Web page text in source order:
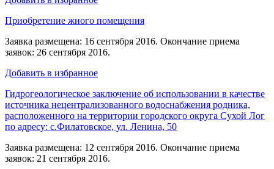
Приобретение жиого помещения
Заявка размещена: 16 сентября 2016. Окончание приема
заявок: 26 сентября 2016.
Добавить в избранное
Гидрогеологическое заключение об использовании в качестве
источника нецентрализованного водоснабжения родника,
расположенного на территории городского округа Сухой Лог
по адресу: с.Филатовское, ул. Ленина, 50
Заявка размещена: 12 сентября 2016. Окончание приема
заявок: 21 сентября 2016.